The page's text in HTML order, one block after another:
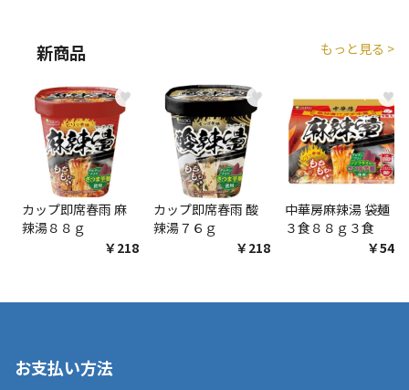
新商品 もっと見る >
♥
カップ即席春雨 麻
辣湯８８ｇ
￥218
♥
カップ即席春雨 酸
辣湯７６ｇ
￥218
♥
中華房麻辣湯 袋麺
３食８８ｇ３食
￥548
お支払い方法